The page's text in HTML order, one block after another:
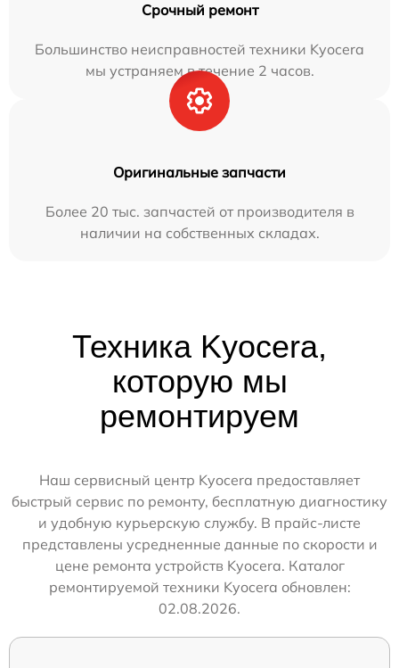
Срочный ремонт
Большинство неисправностей техники Kyocera
мы устраняем в течение 2 часов.
Оригинальные запчасти
Более 20 тыс. запчастей от производителя в
наличии на собственных складах.
Техника Kyocera,
которую мы
ремонтируем
Наш сервисный центр Kyocera предоставляет
быстрый сервис по ремонту, бесплатную диагностику
и удобную курьерскую службу. В прайс-листе
представлены усредненные данные по скорости и
цене ремонта устройств Kyocera. Каталог
ремонтируемой техники Kyocera обновлен:
02.08.2026.